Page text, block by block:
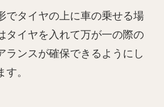
でタイヤの上に車の乗せる場
タイヤを入れて万が一の際の
ランスが確保できるようにし
。